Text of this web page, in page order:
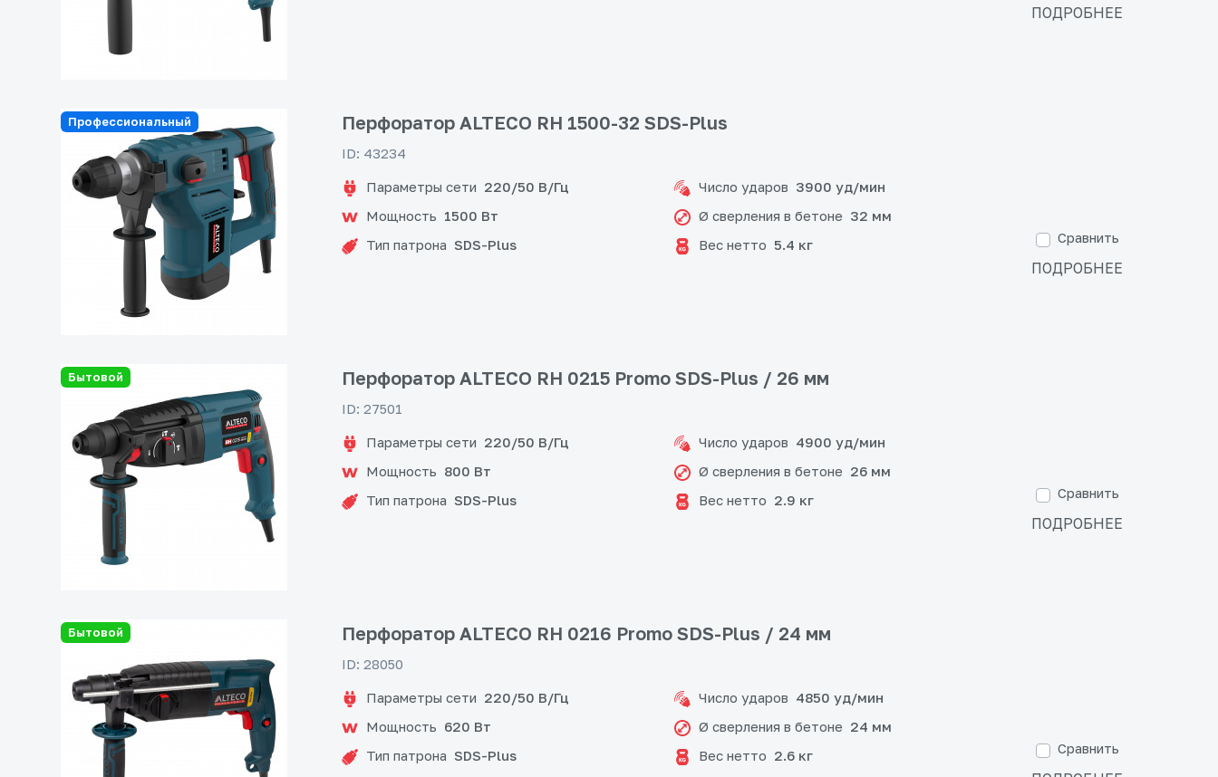
ПОДРОБНЕЕ
Профессиональный Перфоратор ALTECO RH 1500-32 SDS-Plus
ID: 43234
Параметры сети 220/50 В/Гц
Мощность 1500 Вт
Тип патрона SDS-Plus
Число ударов 3900 уд/мин
Ø сверления в бетоне 32 мм
Вес нетто 5.4 кг Сравнить
ПОДРОБНЕЕ
Бытовой Перфоратор ALTECO RH 0215 Promo SDS-Plus / 26 мм
ID: 27501
Параметры сети 220/50 В/Гц
Мощность 800 Вт
Тип патрона SDS-Plus
Число ударов 4900 уд/мин
Ø сверления в бетоне 26 мм
Вес нетто 2.9 кг Сравнить
ПОДРОБНЕЕ
Бытовой Перфоратор ALTECO RH 0216 Promo SDS-Plus / 24 мм
ID: 28050
Параметры сети 220/50 В/Гц
Мощность 620 Вт
Тип патрона SDS-Plus
Число ударов 4850 уд/мин
Ø сверления в бетоне 24 мм
Вес нетто 2.6 кг Сравнить